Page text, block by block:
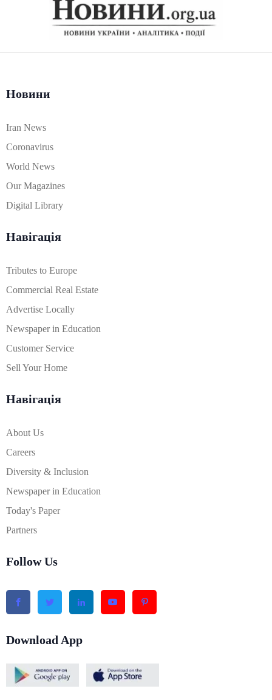
Новини
Iran News
Coronavirus
World News
Our Magazines
Digital Library
Навігація
Tributes to Europe
Commercial Real Estate
Advertise Locally
Newspaper in Education
Customer Service
Sell Your Home
Навігація
About Us
Careers
Diversity & Inclusion
Newspaper in Education
Today's Paper
Partners
Follow Us
Download App